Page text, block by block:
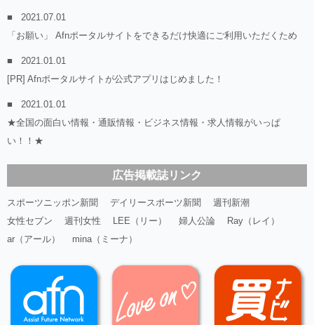
2021.07.01
「お願い」 Afnポータルサイトをできるだけ快適にご利用いただくため
2021.01.01
[PR] Afnポータルサイトが公式アプリはじめました！
2021.01.01
★全国の面白い情報・通販情報・ビジネス情報・求人情報がいっぱ
い！！★
広告掲載誌リンク
スポーツニッポン新聞 デイリースポーツ新聞
週刊新潮
女性セブン
週刊女性 LEE（リー） 婦人公論
Ray（レイ）
ar（アール）
mina（ミーナ）